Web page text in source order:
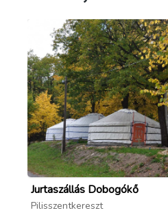
Jurtaszállás Dobogókő
Pilisszentkereszt